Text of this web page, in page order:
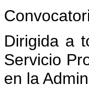
Dirigida a
Servicio
en la